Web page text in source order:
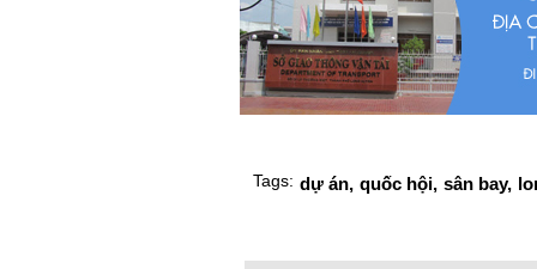
Tags: dự án, quốc hội, sân bay,